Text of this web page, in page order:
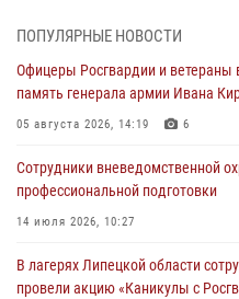
04 августа 2026, 09:05
Росгвардия обеспечила
Дня ВДВ в Липецке
03 августа 2026, 13:43
Росгвардейцы обеспечили
Толстовского района
03 августа 2026, 13:41
Росгвардия противодействует
ПОПУЛЯРНЫЕ НОВОСТИ
Офицеры Росгвардии и ветераны
память генерала армии Ивана
05 августа 2026, 14:19 6
Сотрудники вневедомственной
профессиональной подготовки
14 июля 2026, 10:27
В лагерях Липецкой области
провели акцию «Каникулы с